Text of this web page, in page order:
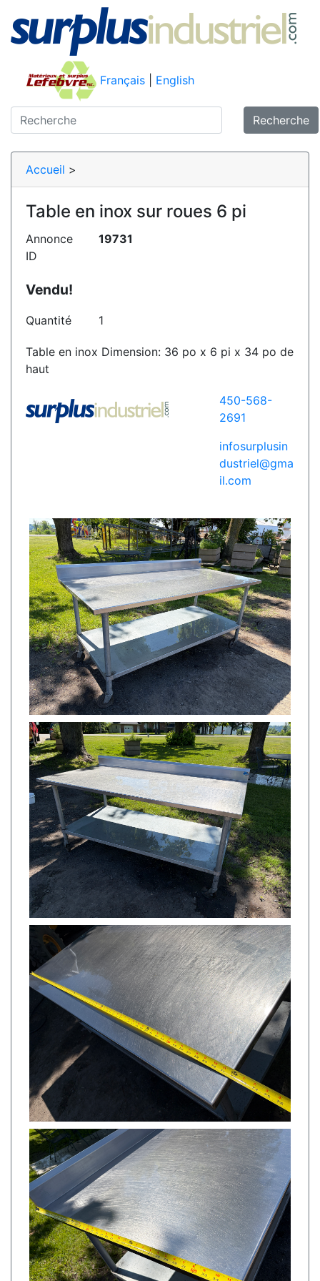
Français English
Recherche
Accueil >
Table en inox sur roues 6 pi
Annonce
ID
19731
Vendu!
Quantité 1
Table en inox Dimension: 36 po x 6 pi x 34 po de
haut
450-568-
2691
infosurplusin
dustriel@gma
il.com